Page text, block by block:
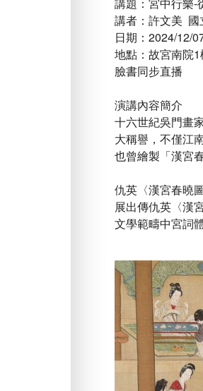
講題：宮中行樂-
講者：許文美 國
日期：2024/12/
地點：故宮南院
臉書同步直播
演講內容簡介
十六世紀吳門畫
大稱譽，不僅江
也曾繪製「漢宮
仇英〈漢宮春曉
展出傳仇英〈漢
文學範疇中宮詞